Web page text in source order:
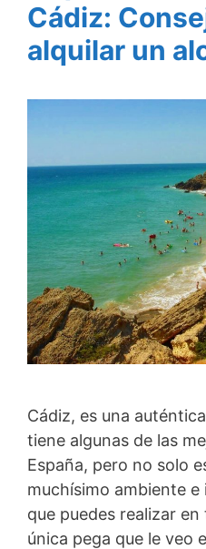
Cádiz:
alquilar un
Cádiz, es una
tiene algunas de las
España, pero no solo
muchísimo ambiente
que puedes realizar
única pega que le veo